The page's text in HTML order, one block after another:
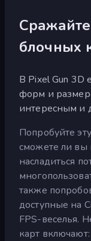
блочных
В Pixel Gun 3D
форм и
интересным и
Попробуйте
сможете ли вы
насладиться
также
доступные на
FPS-веселья.
карт включают: